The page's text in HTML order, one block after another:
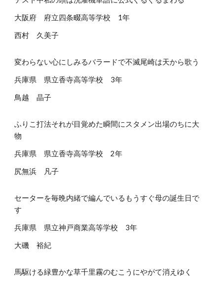
大阪府 府立四条畷高等学校 1年
西村 久美子
変わらない心にしみるバラードで不滅尾崎は天から歌う
兵庫県 県立香寺高等学校 3年
鳥越 晶子
ふりこ打法それが目覚めた瞬間にスタメン出場のちに大
物
兵庫県 県立香寺高等学校 2年
尻無浜 凡子
セーターを毎晩内緒で編んでいるもうすぐ母の誕生日で
す
兵庫県 県立神戸商業高等学校 3年
大磯 裕紀
馬駆ける緑豊かな草千里霧のむこうにやがて消えゆく